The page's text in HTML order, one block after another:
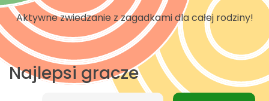
Aktywne zwiedzanie z zagadkami dla całej rodziny!
Najlepsi gracze